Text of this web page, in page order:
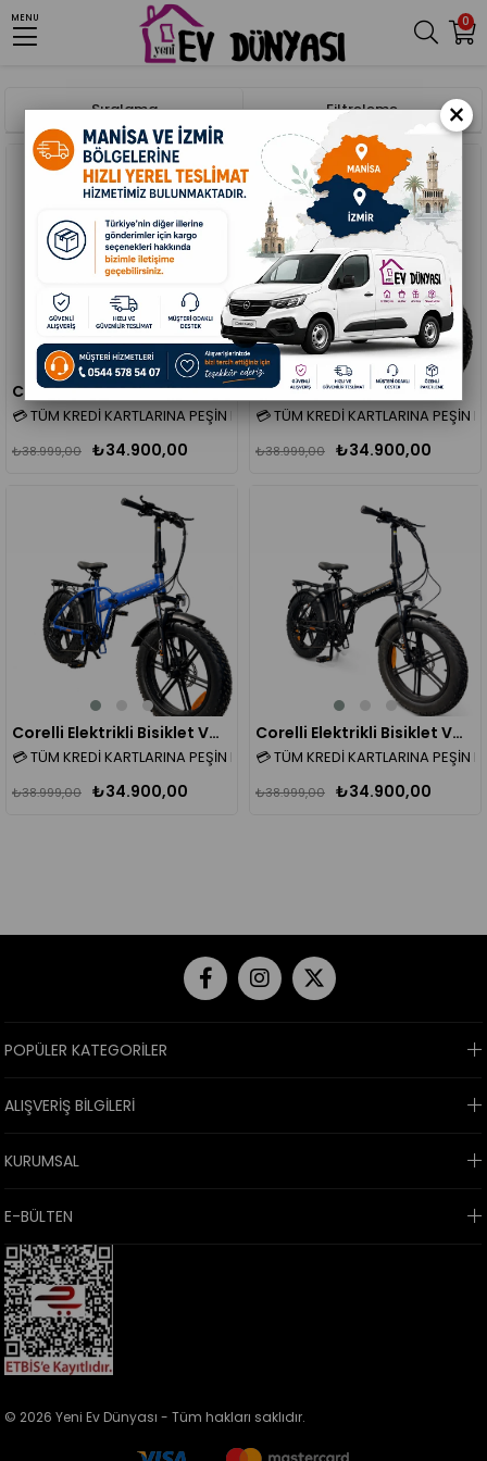
0
MENU
Spor ve Outdoor Elektrikli Bisikletler
Filtreleme
Sıralama
Corelli Elektrikli Bisiklet VONIQ ECO RIM 20 (Gri)
💳 TÜM KREDİ KARTLARINA PEŞİN FİYATINA 4 TAKSİT FIRSATI!
₺34.900,00
₺38.999,00
%11
💳 TÜM KREDİ KARTLARINA PEŞİN
₺34.900,00
₺38.999,00
Corelli Elektrikli Bisiklet VONIQ ECO RIM 20 (Mavi)
💳 TÜM KREDİ KARTLARINA PEŞİN FİYATINA 4 TAKSİT FIRSATI!
₺34.900,00
₺38.999,00
Corelli Elektrikli Bisiklet VONIQ ECO RIM 20 (Siyah)
💳 TÜM KREDİ KARTLARINA PEŞİN
₺34.900,00
₺38.999,00
POPÜLER KATEGORİLER
ALIŞVERİŞ BİLGİLERİ
KURUMSAL
E-BÜLTEN
© 2026 Yeni Ev Dünyası - Tüm hakları saklıdır.
×